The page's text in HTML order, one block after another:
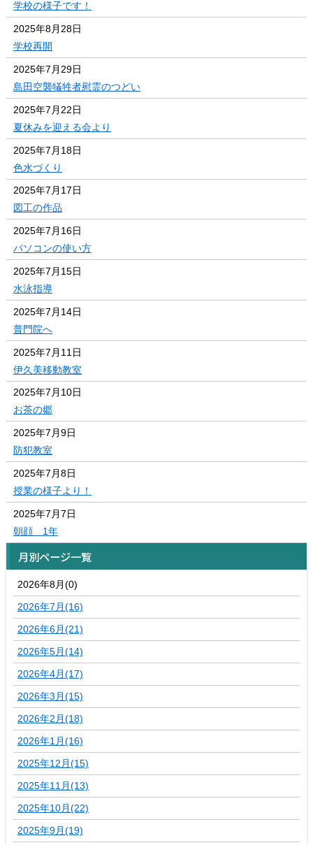
学校の様子です！
2025年8月28日
学校再開
2025年7月29日
島田空襲犠牲者慰霊のつどい
2025年7月22日
夏休みを迎える会より
2025年7月18日
色水づくり
2025年7月17日
図工の作品
2025年7月16日
パソコンの使い方
2025年7月15日
水泳指導
2025年7月14日
普門院へ
2025年7月11日
伊久美移動教室
2025年7月10日
お茶の郷
2025年7月9日
防犯教室
2025年7月8日
授業の様子より！
2025年7月7日
朝顔 1年
月別ページ一覧
2026年8月(0)
2026年7月(16)
2026年6月(21)
2026年5月(14)
2026年4月(17)
2026年3月(15)
2026年2月(18)
2026年1月(16)
2025年12月(15)
2025年11月(13)
2025年10月(22)
2025年9月(19)